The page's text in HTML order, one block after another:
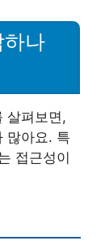
하나
살펴보면,
많아요. 특
접근성이